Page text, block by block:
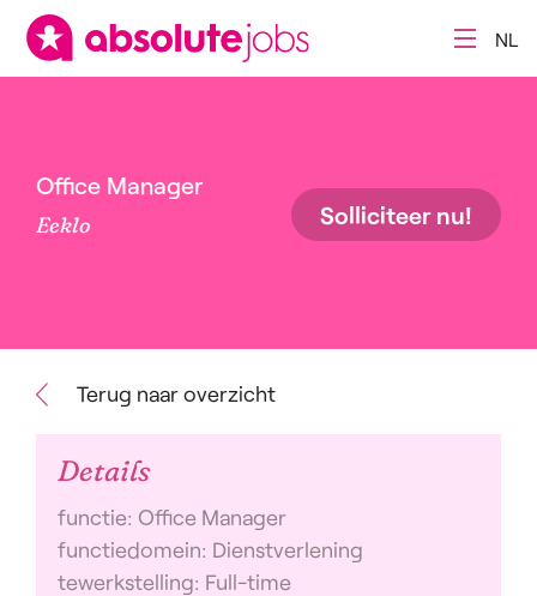
NL
Office Manager
Eeklo Solliciteer nu!
Terug naar overzicht
Details
functie: Office Manager
functiedomein: Dienstverlening
tewerkstelling: Full-time